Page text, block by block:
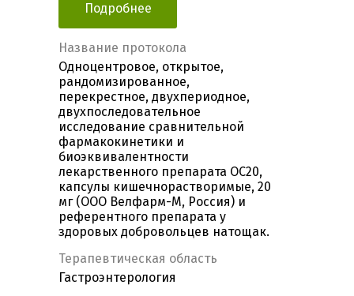
Подробнее
Название протокола
Одноцентровое, открытое,
рандомизированное,
перекрестное, двухпериодное,
двухпоследовательное
исследование сравнительной
фармакокинетики и
биоэквивалентности
лекарственного препарата OC20,
капсулы кишечнорастворимые, 20
мг (ООО Велфарм-М, Россия) и
референтного препарата у
здоровых добровольцев натощак.
Терапевтическая область
Гастроэнтерология